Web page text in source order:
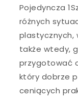
Pojedyncza
różnych
plastycznych,
także wtedy,
przygotować
który dobrze
ceniących